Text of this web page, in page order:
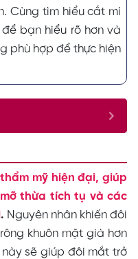
Cùng tìm hiểu cắt mí
bạn hiểu rõ hơn và
phù hợp để thực hiện
mỹ hiện đại, giúp
thừa tích tụ và các
. Nguyên nhân khiến đôi
khuôn mặt già hơn
sẽ giúp đôi mắt trở